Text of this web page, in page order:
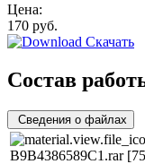
Цена:
170 руб.
Скачать
Состав
Сведения о файлах
B9B4386589C1.rar